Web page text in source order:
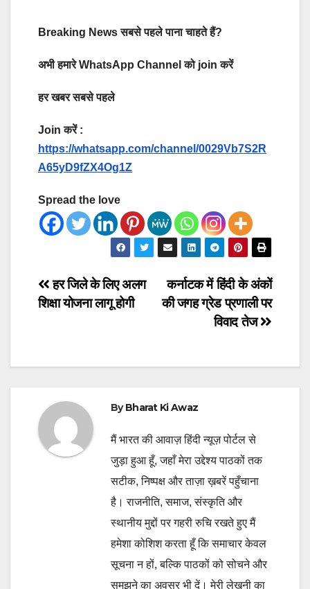
Breaking News सबसे पहले पाना चाहते हैं?
अभी हमारे WhatsApp Channel को join करें
हर खबर सबसे पहले
Join करें :
https://whatsapp.com/channel/0029Vb7S2R
A65yD9fZX4Og1Z
Spread the love
Post
navigation
कर्नाटक में हिंदी के अंकों
की जगह ग्रेड प्रणाली पर
विवाद तेज
हर जिले के लिए अलग
शिक्षा योजना लागू होगी
ByBharat Ki Awaz
मैं भारत की आवाज़ हिंदी न्यूज़ पोर्टल से
जुड़ा हुआ हूँ, जहाँ मेरा उद्देश्य पाठकों तक
सटीक, निष्पक्ष और ताज़ा ख़बरें पहुँचाना
है। राजनीति, समाज, संस्कृति और
स्थानीय मुद्दों पर गहरी रुचि रखते हुए मैं
हमेशा कोशिश करता हूँ कि समाचार केवल
सूचना न हों, बल्कि पाठकों को सोचने और
समझने का अवसर भी दें। मेरी लेखनी का